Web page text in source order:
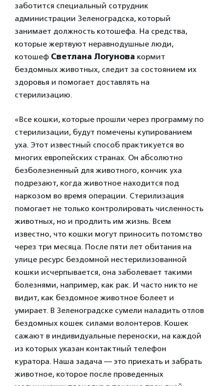
заботится специальный сотрудник
администрации Зеленоградска, который
занимает должность котошефа. На средства,
которые жертвуют неравнодушные люди,
котошеф Светлана Логунова кормит
бездомных животных, следит за состоянием их
здоровья и помогает доставлять на
стерилизацию.
«Все кошки, которые прошли через программу по
стерилизации, будут помечены купированием
уха. Этот известный способ практикуется во
многих европейских странах. Он абсолютно
безболезненный для животного, кончик уха
подрезают, когда животное находится под
наркозом во время операции. Стерилизация
помогает не только контролировать численность
животных, но и продлить им жизнь. Всем
известно, что кошки могут приносить потомство
через три месяца. После пяти лет обитания на
улице ресурс бездомной нестерилизованной
кошки исчерпывается, она заболевает такими
болезнями, например, как рак. И часто никто не
видит, как бездомное животное болеет и
умирает. В Зеленоградске сумели наладить отлов
бездомных кошек силами волонтеров. Кошек
сажают в индивидуальные переноски, на каждой
из которых указан контактный телефон
куратора. Наша задача — это приехать и забрать
животное, которое после проведенных